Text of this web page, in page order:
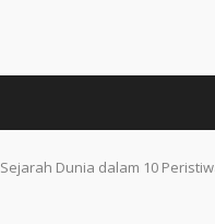
Sejarah Dunia dalam 10